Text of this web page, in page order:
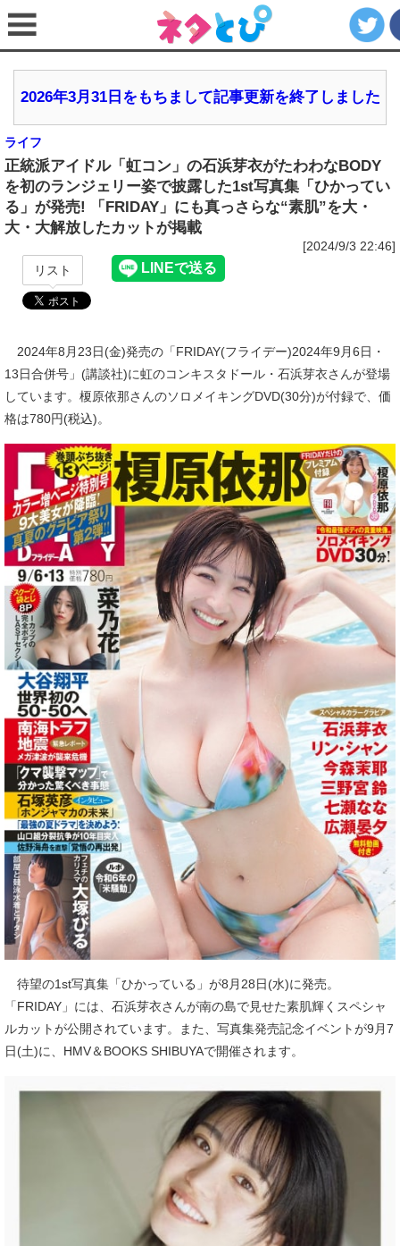
2026年3月31日をもちまして記事更新を終了しました
ライフ
正統派アイドル「虹コン」の石浜芽衣がたわわなBODY
を初のランジェリー姿で披露した1st写真集「ひかってい
る」が発売! 「FRIDAY」にも真っさらな“素肌”を大・
大・大解放したカットが掲載
[2024/9/3 22:46]
リスト
2024年8月23日(金)発売の「FRIDAY(フライデー)2024年9月6日・
13日合併号」(講談社)に虹のコンキスタドール・石浜芽衣さんが登場
しています。榎原依那さんのソロメイキングDVD(30分)が付録で、価
格は780円(税込)。
待望の1st写真集「ひかっている」が8月28日(水)に発売。
「FRIDAY」には、石浜芽衣さんが南の島で見せた素肌輝くスペシャ
ルカットが公開されています。また、写真集発売記念イベントが9月7
日(土)に、HMV＆BOOKS SHIBUYAで開催されます。